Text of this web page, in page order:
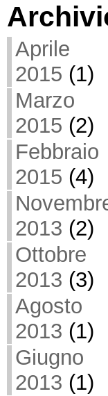
Aprile
2015 (1)
Marzo
2015 (2)
Febbraio
2015 (4)
2013 (2)
Ottobre
2013 (3)
Agosto
2013 (1)
Giugno
2013 (1)